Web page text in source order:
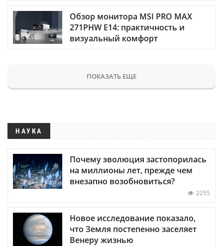
Обзор монитора MSI PRO MAX
271PHW E14: практичность и
визуальный комфорт
ПОКАЗАТЬ ЕЩЕ
НАУКА
Почему эволюция застопорилась
на миллионы лет, прежде чем
внезапно возобновиться?
2255
Новое исследование показало,
что Земля постепенно заселяет
Венеру жизнью